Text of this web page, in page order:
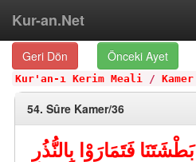
Kur-an.Net
Geri Dön Önceki Ayet
Kur'an-ı Kerim Meali / Kamer
54. Sûre Kamer/36
فَتَمَارَوْا بِالنُّذُرِ